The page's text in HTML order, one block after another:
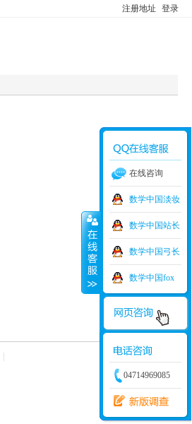
注册地址 登录
在线咨询
数学中国淡妆
数学中国站长
数学中国弓长
数学中国fox
04714969085